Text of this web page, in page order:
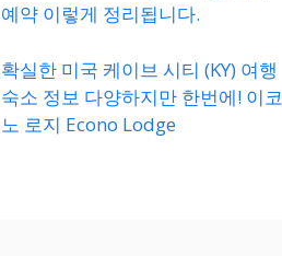
예약 이렇게 정리됩니다.
확실한 미국 케이브 시티 (KY) 여행
숙소 정보 다양하지만 한번에! 이코
노 로지 Econo Lodge